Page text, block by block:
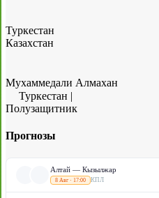
Туркестан
Казахстан
Мухаммедали Алмахан
Туркестан |
Полузащитник
Прогнозы
Алтай — Кызылжар
8 Авг · 17:00 КПЛ